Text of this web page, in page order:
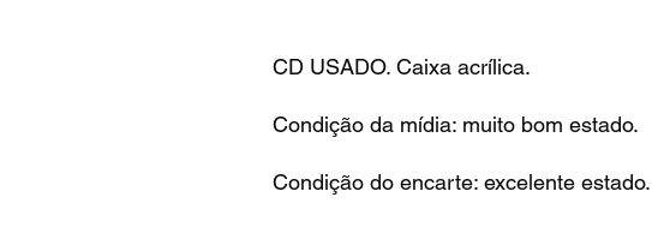
CD USADO. Caixa acrílica.
Condição da mídia: muito bom estado.
Condição do encarte: excelente estado.